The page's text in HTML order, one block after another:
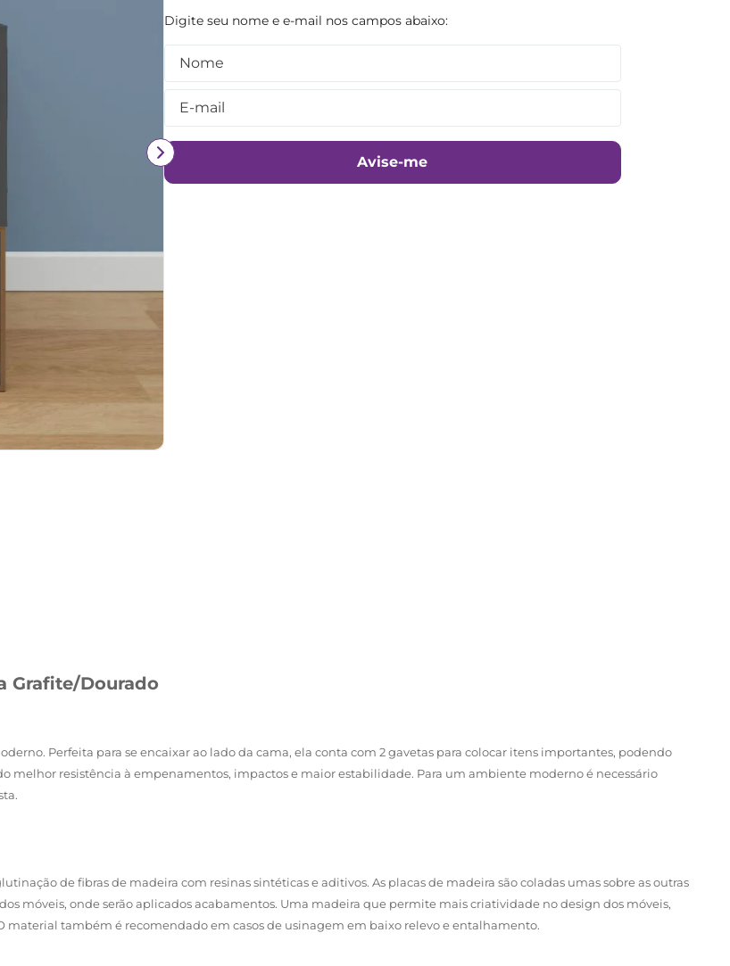
Avise-me
Grafite/Dourado
Perfeita para se encaixar ao lado da cama, ela conta com 2 gavetas para colocar itens importantes, podendo
melhor resistência à empenamentos, impactos e maior estabilidade. Para um ambiente moderno é necessário
de fibras de madeira com resinas sintéticas e aditivos. As placas de madeira são coladas umas sobre as outras
móveis, onde serão aplicados acabamentos. Uma madeira que permite mais criatividade no design dos móveis,
material também é recomendado em casos de usinagem em baixo relevo e entalhamento.